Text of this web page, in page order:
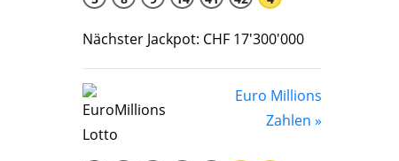
Nächster Jackpot: CHF 17'300'000
Euro Millions
Zahlen »